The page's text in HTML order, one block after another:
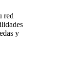
red
y